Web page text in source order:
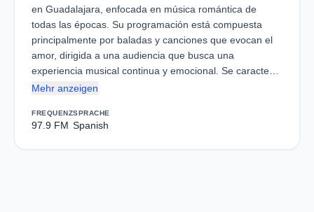
en Guadalajara, enfocada en música romántica de
todas las épocas. Su programación está compuesta
principalmente por baladas y canciones que evocan el
amor, dirigida a una audiencia que busca una
experiencia musical continua y emocional. Se caracte…
Mehr anzeigen
FREQUENZ
97.9 FM
SPRACHE
Spanish